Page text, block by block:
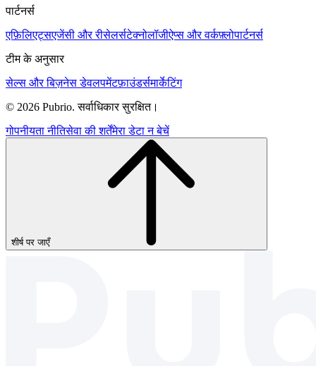
पार्टनर्स
एफ़िलिएट्सएजेंसी और रीसेलर्सटेक्नोलॉजीऐप्स और वर्कफ़्लोपार्टनर्स
टीम के अनुसार
सेल्स और बिज़नेस डेवलपमेंटफ़ाउंडर्समार्केटिंग
© 2026 Pubrio. सर्वाधिकार सुरक्षित।
गोपनीयता नीतिसेवा की शर्तेंमेरा डेटा न बेचें
शीर्ष पर जाएँ